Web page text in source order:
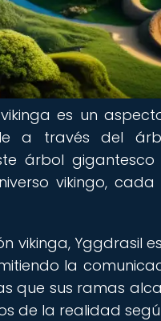
es un
a través del
árbol
vikingo,
vikinga, Yggdrasil
la
que sus ramas
de la realidad